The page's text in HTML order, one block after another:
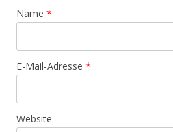
Name *
E-Mail-Adresse *
Website